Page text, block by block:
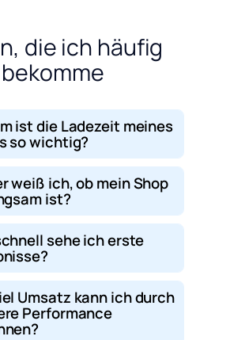
die ich häufig
bekomme
ist die Ladezeit meines
so wichtig?
weiß ich, ob mein Shop
ist?
sehe ich erste
Umsatz kann ich durch
Performance